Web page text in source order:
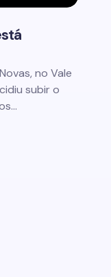
no Vale
subir o